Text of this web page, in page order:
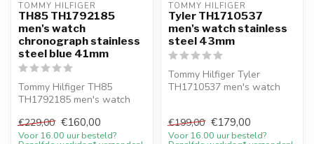
TOMMY HILFIGER
TH85 TH1792185
men's watch
chronograph stainless
steel blue 41mm
Tommy Hilfiger TH85
TH1792185 men's watch
blue 41mm....
€229,00 €160,00
Voor 16.00 uur besteld?
TOMMY HILFIGER
Tyler TH1710537
men's watch stainless
steel 43mm
Tommy Hilfiger Tyler
TH1710537 men's watch
€199,00 €179,00
Voor 16.00 uur besteld?